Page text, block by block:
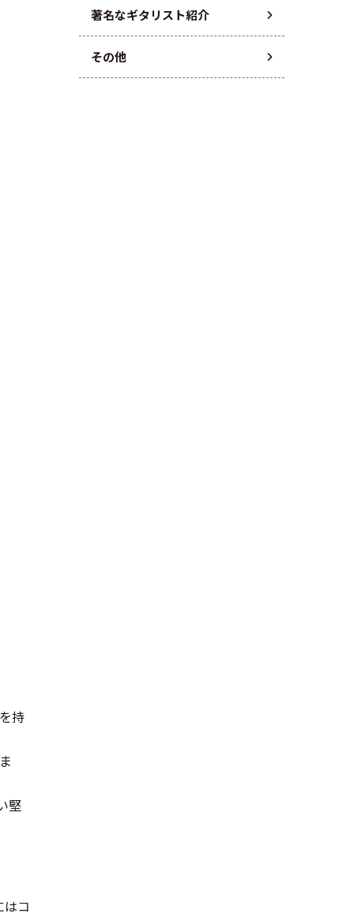
著名なギタリスト紹介
その他
持
堅
コ